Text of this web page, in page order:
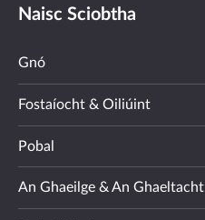
Naisc Sciobtha
Gnó
Fostaíocht & Oiliúint
Pobal
An Ghaeilge & An Ghaeltacht